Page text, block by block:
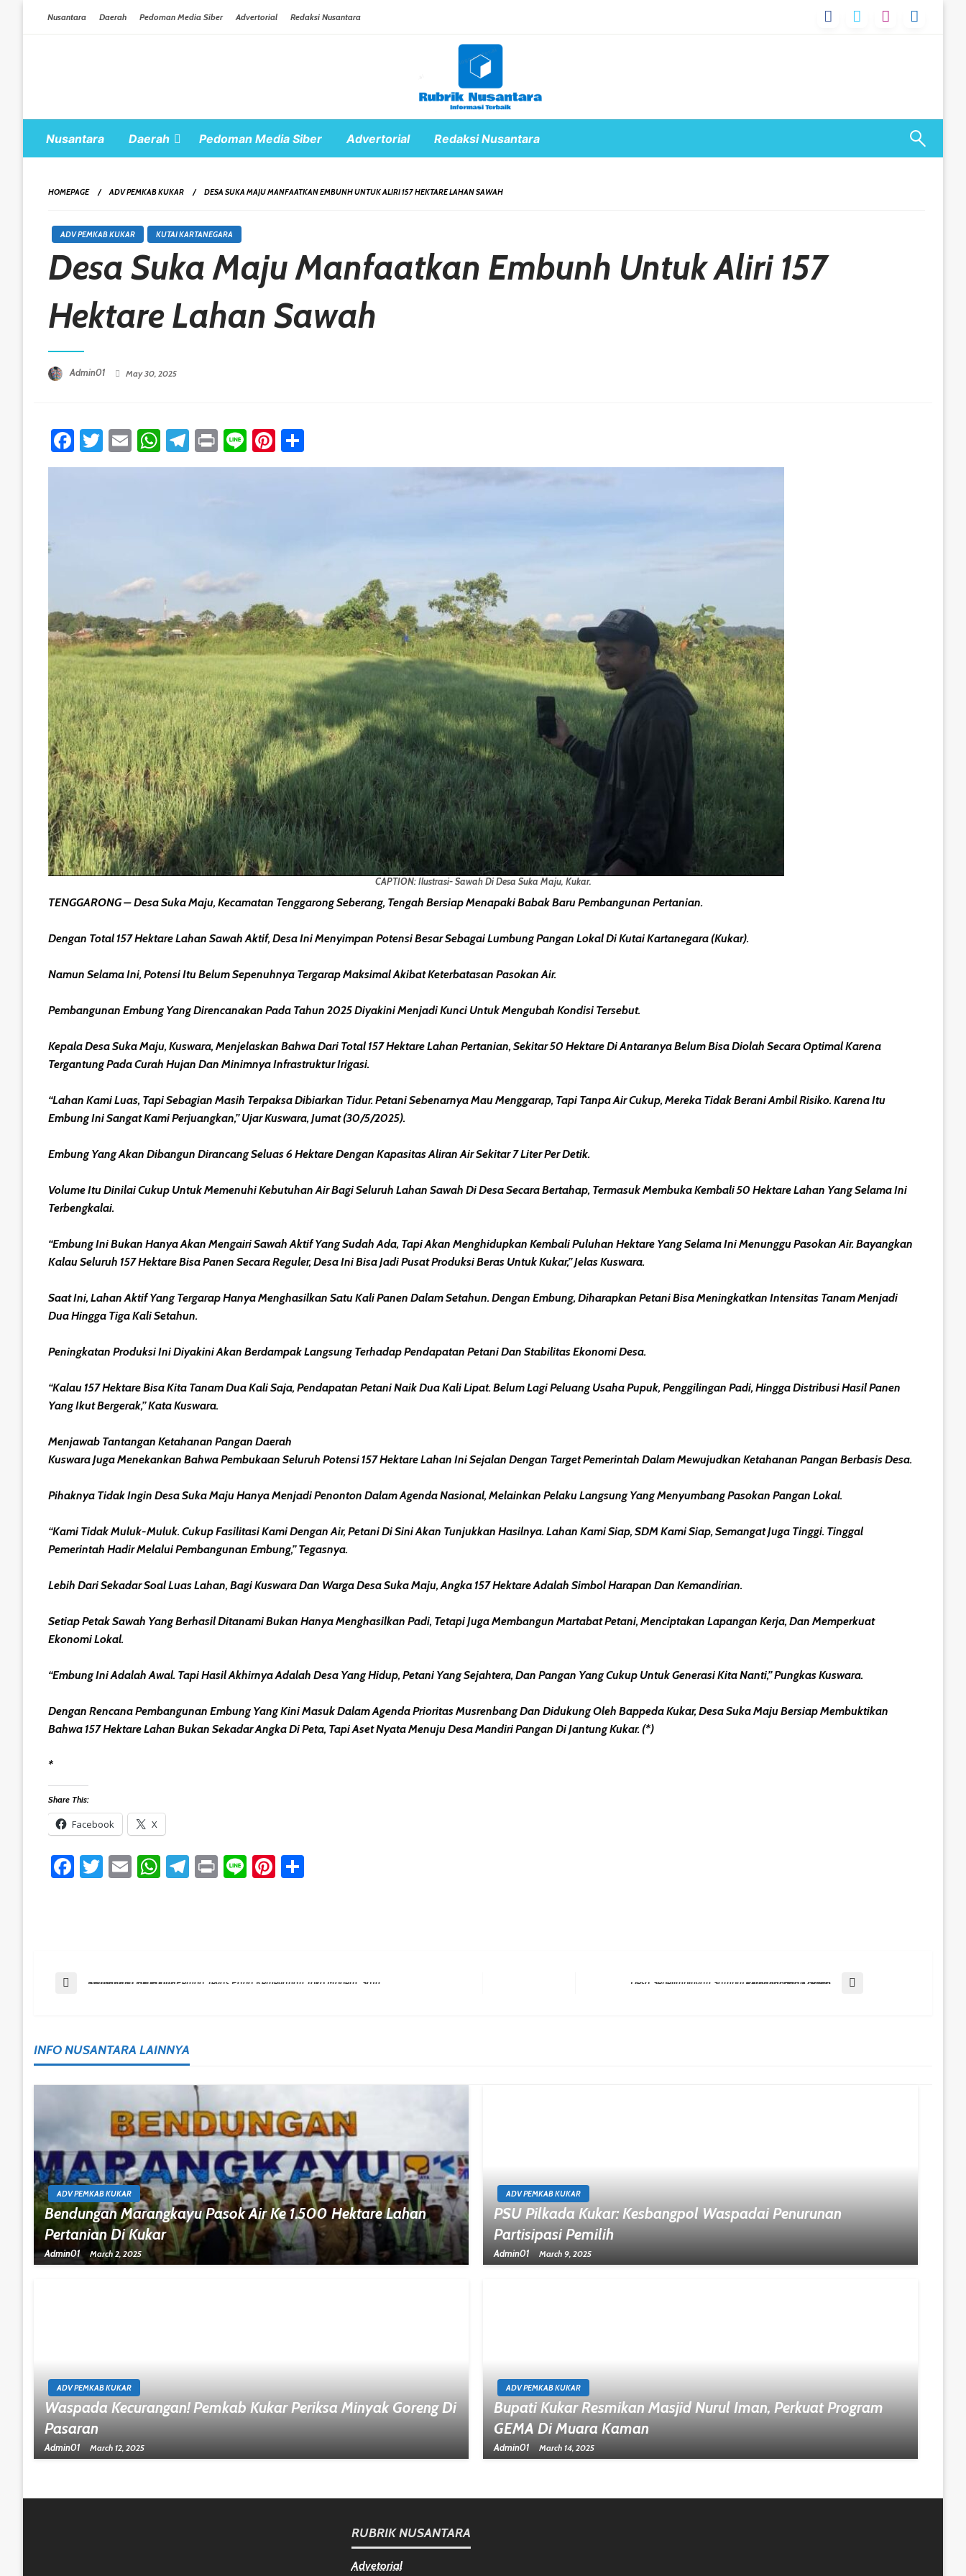
Nusantara Daerah Pedoman Media Siber Advertorial Redaksi Nusantara
Nusantara Daerah Pedoman Media Siber Advertorial Redaksi Nusantara
HOMEPAGE ADV PEMKAB KUKAR DESA SUKA MAJU MANFAATKAN EMBUNH UNTUK ALIRI 157 HEKTARE LAHAN SAWAH
ADV PEMKAB KUKAR KUTAI KARTANEGARA
Desa Suka Maju Manfaatkan Embunh Untuk Aliri 157
Hektare Lahan Sawah
Admin01 May 30, 2025
Facebook
Twitter
EmailWhatsApp
Telegram
PrintLinePinterest
CAPTION: Ilustrasi- Sawah Di Desa Suka Maju, Kukar.
TENGGARONG – Desa Suka Maju, Kecamatan Tenggarong Seberang, Tengah Bersiap Menapaki Babak Baru Pembangunan Pertanian.
Dengan Total 157 Hektare Lahan Sawah Aktif, Desa Ini Menyimpan Potensi Besar Sebagai Lumbung Pangan Lokal Di Kutai Kartanegara (Kukar).
Namun Selama Ini, Potensi Itu Belum Sepenuhnya Tergarap Maksimal Akibat Keterbatasan Pasokan Air.
Pembangunan Embung Yang Direncanakan Pada Tahun 2025 Diyakini Menjadi Kunci Untuk Mengubah Kondisi Tersebut.
Kepala Desa Suka Maju, Kuswara, Menjelaskan Bahwa Dari Total 157 Hektare Lahan Pertanian, Sekitar 50 Hektare Di Antaranya Belum Bisa Diolah Secara Optimal Karena
Tergantung Pada Curah Hujan Dan Minimnya Infrastruktur Irigasi.
“Lahan Kami Luas, Tapi Sebagian Masih Terpaksa Dibiarkan Tidur. Petani Sebenarnya Mau Menggarap, Tapi Tanpa Air Cukup, Mereka Tidak Berani Ambil Risiko. Karena Itu
Embung Ini Sangat Kami Perjuangkan,” Ujar Kuswara, Jumat (30/5/2025).
Embung Yang Akan Dibangun Dirancang Seluas 6 Hektare Dengan Kapasitas Aliran Air Sekitar 7 Liter Per Detik.
Volume Itu Dinilai Cukup Untuk Memenuhi Kebutuhan Air Bagi Seluruh Lahan Sawah Di Desa Secara Bertahap, Termasuk Membuka Kembali 50 Hektare Lahan Yang Selama Ini
Terbengkalai.
“Embung Ini Bukan Hanya Akan Mengairi Sawah Aktif Yang Sudah Ada, Tapi Akan Menghidupkan Kembali Puluhan Hektare Yang Selama Ini Menunggu Pasokan Air. Bayangkan
Kalau Seluruh 157 Hektare Bisa Panen Secara Reguler, Desa Ini Bisa Jadi Pusat Produksi Beras Untuk Kukar,” Jelas Kuswara.
Saat Ini, Lahan Aktif Yang Tergarap Hanya Menghasilkan Satu Kali Panen Dalam Setahun. Dengan Embung, Diharapkan Petani Bisa Meningkatkan Intensitas Tanam Menjadi
Dua Hingga Tiga Kali Setahun.
Peningkatan Produksi Ini Diyakini Akan Berdampak Langsung Terhadap Pendapatan Petani Dan Stabilitas Ekonomi Desa.
“Kalau 157 Hektare Bisa Kita Tanam Dua Kali Saja, Pendapatan Petani Naik Dua Kali Lipat. Belum Lagi Peluang Usaha Pupuk, Penggilingan Padi, Hingga Distribusi Hasil Panen
Yang Ikut Bergerak,” Kata Kuswara.
Menjawab Tantangan Ketahanan Pangan Daerah
Kuswara Juga Menekankan Bahwa Pembukaan Seluruh Potensi 157 Hektare Lahan Ini Sejalan Dengan Target Pemerintah Dalam Mewujudkan Ketahanan Pangan Berbasis Desa.
Pihaknya Tidak Ingin Desa Suka Maju Hanya Menjadi Penonton Dalam Agenda Nasional, Melainkan Pelaku Langsung Yang Menyumbang Pasokan Pangan Lokal.
“Kami Tidak Muluk-Muluk. Cukup Fasilitasi Kami Dengan Air, Petani Di Sini Akan Tunjukkan Hasilnya. Lahan Kami Siap, SDM Kami Siap, Semangat Juga Tinggi. Tinggal
Pemerintah Hadir Melalui Pembangunan Embung,” Tegasnya.
Lebih Dari Sekadar Soal Luas Lahan, Bagi Kuswara Dan Warga Desa Suka Maju, Angka 157 Hektare Adalah Simbol Harapan Dan Kemandirian.
Setiap Petak Sawah Yang Berhasil Ditanami Bukan Hanya Menghasilkan Padi, Tetapi Juga Membangun Martabat Petani, Menciptakan Lapangan Kerja, Dan Memperkuat
Ekonomi Lokal.
“Embung Ini Adalah Awal. Tapi Hasil Akhirnya Adalah Desa Yang Hidup, Petani Yang Sejahtera, Dan Pangan Yang Cukup Untuk Generasi Kita Nanti,” Pungkas Kuswara.
Dengan Rencana Pembangunan Embung Yang Kini Masuk Dalam Agenda Prioritas Musrenbang Dan Didukung Oleh Bappeda Kukar, Desa Suka Maju Bersiap Membuktikan
Bahwa 157 Hektare Lahan Bukan Sekadar Angka Di Peta, Tapi Aset Nyata Menuju Desa Mandiri Pangan Di Jantung Kukar. (*)
*
Share This:
Facebook X
Facebook
Twitter
EmailWhatsApp
Telegram
PrintLinePinterest
Post
Previous Post Syarifuddin HR Minta Pemda Tegas Pada Kemegahan Toko Modern, Satu Kelurahan Cukup Dua Desa Sebelimbingan Sambut Ekonomi Hijau Lewat Perdagangan Karbon
INFO NUSANTARA LAINNYA
ADV PEMKAB KUKAR
Bendungan Marangkayu Pasok Air Ke 1.500 Hektare Lahan
Pertanian Di Kukar
Admin01 March 2, 2025
ADV PEMKAB KUKAR
PSU Pilkada Kukar: Kesbangpol Waspadai Penurunan
Partisipasi Pemilih
Admin01 March 9, 2025
ADV PEMKAB KUKAR
Waspada Kecurangan! Pemkab Kukar Periksa Minyak Goreng Di
Pasaran
Admin01 March 12, 2025
ADV PEMKAB KUKAR
Bupati Kukar Resmikan Masjid Nurul Iman, Perkuat Program
GEMA Di Muara Kaman
Admin01 March 14, 2025
RUBRIK NUSANTARA
Advetorial